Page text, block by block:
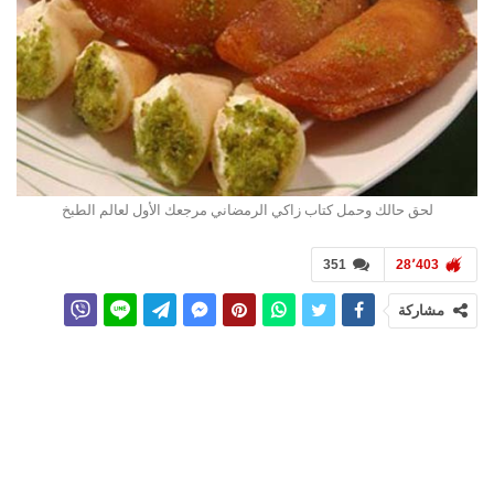
لحق حالك وحمل كتاب زاكي الرمضاني مرجعك الأول لعالم الطبخ
351 28٬403
مشاركة